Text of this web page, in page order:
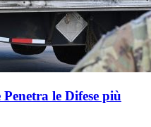
le Difese più